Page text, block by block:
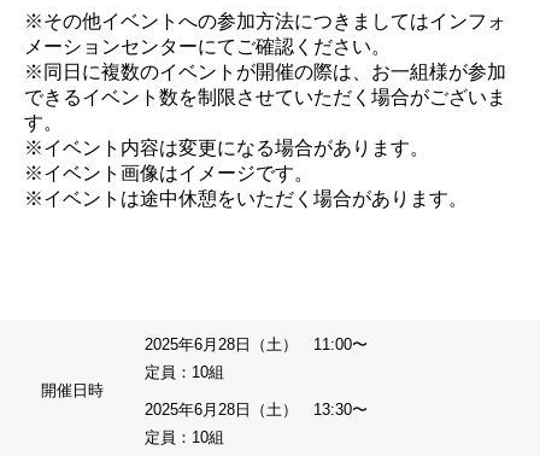
※その他イベントへの参加方法につきましてはインフォ
メーションセンターにてご確認ください。
※同日に複数のイベントが開催の際は、お一組様が参加
できるイベント数を制限させていただく場合がございま
す。
※イベント内容は変更になる場合があります。
※イベント画像はイメージです。
※イベントは途中休憩をいただく場合があります。
開催日時
2025年6月28日（土） 11:00〜
定員：10組
2025年6月28日（土） 13:30〜
定員：10組